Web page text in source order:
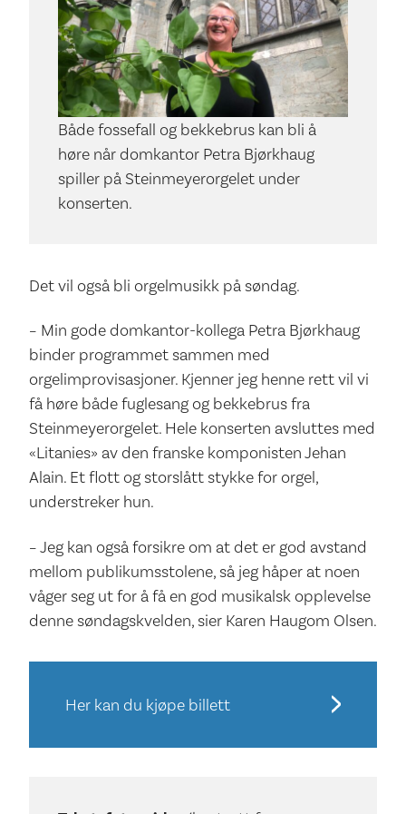
Både fossefall og bekkebrus kan bli å
høre når domkantor Petra Bjørkhaug
spiller på Steinmeyerorgelet under
konserten.
Det vil også bli orgelmusikk på søndag.
– Min gode domkantor-kollega Petra Bjørkhaug
binder programmet sammen med
orgelimprovisasjoner. Kjenner jeg henne rett vil vi
få høre både fuglesang og bekkebrus fra
Steinmeyerorgelet. Hele konserten avsluttes med
«Litanies» av den franske komponisten Jehan
Alain. Et flott og storslått stykke for orgel,
understreker hun.
– Jeg kan også forsikre om at det er god avstand
mellom publikumsstolene, så jeg håper at noen
våger seg ut for å få en god musikalsk opplevelse
denne søndagskvelden, sier Karen Haugom Olsen.
Her kan du kjøpe billett